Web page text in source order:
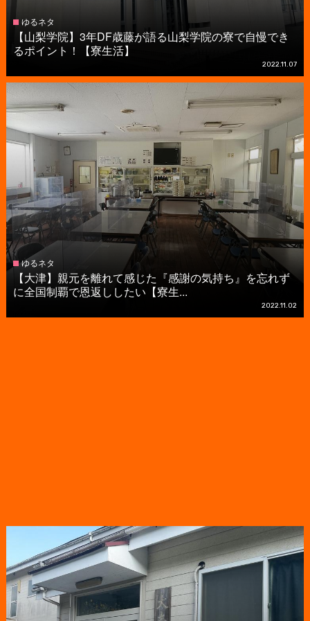
ゆるネタ
【山梨学院】3年DF歳藤が語る山梨学院の寮で自慢でき
るポイント！【寮生活】
2022.11.07
ゆるネタ
【大津】親元を離れて感じた『感謝の気持ち』を忘れず
に全国制覇で恩返ししたい【寮生...
2022.11.02